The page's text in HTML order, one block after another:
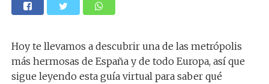
Hoy te llevamos a descubrir una de las metrópolis
más hermosas de España y de todo Europa, así que
sigue leyendo esta guía virtual para saber qué